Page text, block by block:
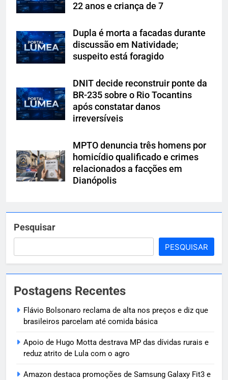
22 anos e criança de 7
Dupla é morta a facadas durante
discussão em Natividade;
suspeito está foragido
DNIT decide reconstruir ponte da
BR-235 sobre o Rio Tocantins
após constatar danos
irreversíveis
MPTO denuncia três homens por
homicídio qualificado e crimes
relacionados a facções em
Dianópolis
Pesquisar
PESQUISAR
Postagens Recentes
Flávio Bolsonaro reclama de alta nos preços e diz que
brasileiros parcelam até comida básica
Apoio de Hugo Motta destrava MP das dívidas rurais e
reduz atrito de Lula com o agro
Amazon destaca promoções de Samsung Galaxy Fit3 e